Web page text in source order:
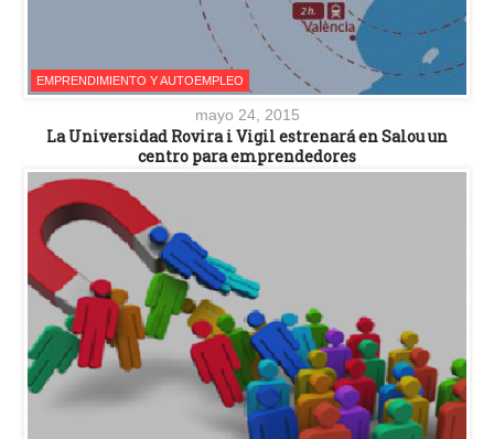
EMPRENDIMIENTO Y AUTOEMPLEO
mayo 24, 2015
La Universidad Rovira i Vigil estrenará en Salou un
centro para emprendedores